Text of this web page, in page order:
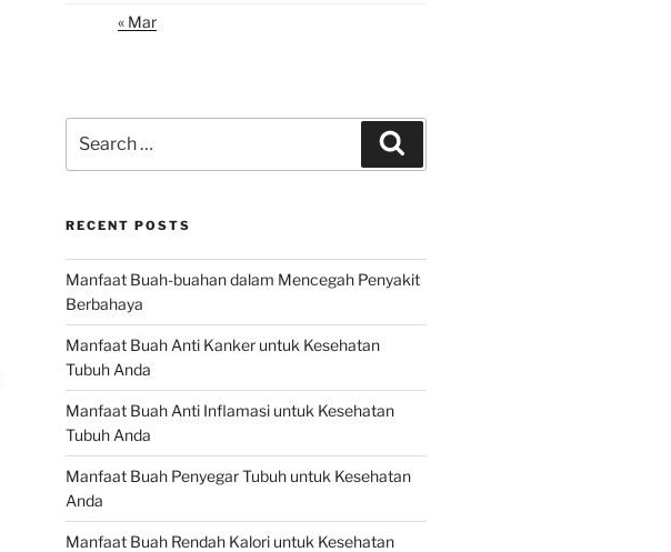
« Mar
for:
RECENT POSTS
Manfaat Buah-buahan dalam Mencegah Penyakit
Berbahaya
Manfaat Buah Anti Kanker untuk Kesehatan
Tubuh Anda
Manfaat Buah Anti Inflamasi untuk Kesehatan
Tubuh Anda
Manfaat Buah Penyegar Tubuh untuk Kesehatan
Anda
Manfaat Buah Rendah Kalori untuk Kesehatan